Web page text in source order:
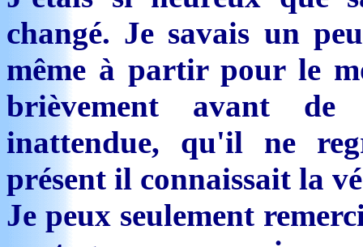
changé. Je savais un
même à partir pour le
brièvement avant
inattendue, qu'il ne
présent il connaissait la
Je peux seulement